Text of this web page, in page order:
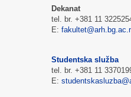
Dekanat
tel. br. +381 11
E:
Studentska služba
tel. br. +381 11
E: